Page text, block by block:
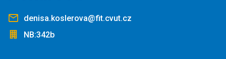
denisa.koslerova@fit.cvut.cz
NB:342b